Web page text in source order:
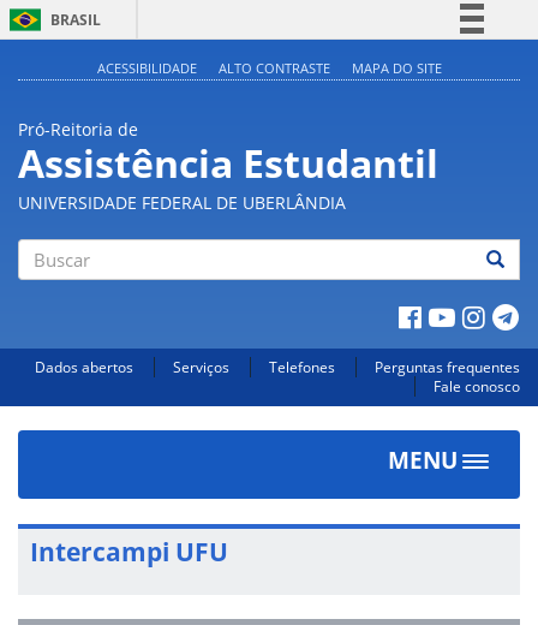
BRASIL
Acesso à informação
Legislação
Canais
ACESSIBILIDADE ALTO CONTRASTE MAPA DO SITE
Pró-Reitoria de
Assistência Estudantil
UNIVERSIDADE FEDERAL DE UBERLÂNDIA
Dados abertos Serviços Telefones
Perguntas frequentes
Fale conosco
MENU
Toggle
Intercampi UFU